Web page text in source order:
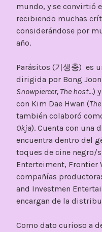
mundo, y se convirtió
recibiendo muchas
considerándose por
año.
Parásitos (기생충) es
dirigida por Bong
Snowpiercer, The host…)
con Kim Dae Hwan (
también colaboró
Okja). Cuenta con una
encuentra dentro del
toques de cine negro/
Enterteiment, Frontier
compañías
and Investmen
encargan de la
Como dato curioso a